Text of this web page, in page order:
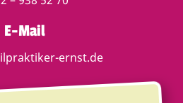
E-Mail
ernst.de